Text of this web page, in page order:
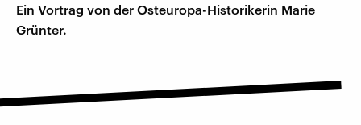
Ein Vortrag von der Osteuropa-Historikerin Marie
Grünter.